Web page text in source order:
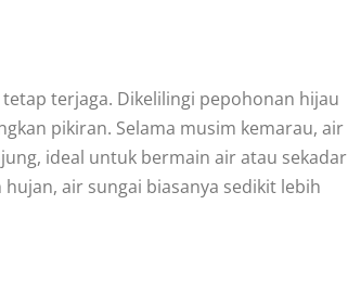
terjaga. Dikelilingi pepohonan hijau
pikiran. Selama musim kemarau, air
ideal untuk bermain air atau sekadar
air sungai biasanya sedikit lebih